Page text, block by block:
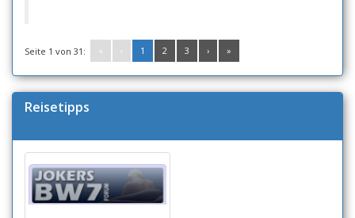
Seite 1 von 31: « ‹ 1 2 3 › »
Reisetipps